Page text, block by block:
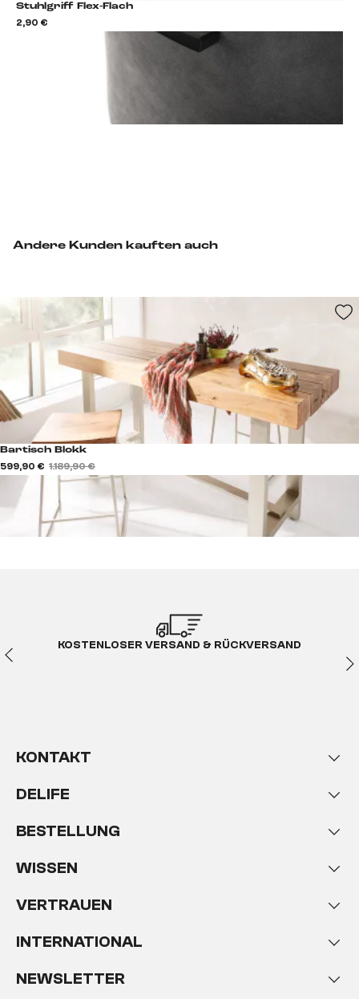
Stuhlgriff Flex-Flach
2,90 €
Stuhlgriff hinzufügen
Andere Kunden kauften auch
Bartisch Blokk
599,90 € 1.189,90 €
KOSTENLOSER VERSAND & RÜCKVERSAND
KONTAKT
DELIFE
BESTELLUNG
WISSEN
VERTRAUEN
INTERNATIONAL
NEWSLETTER